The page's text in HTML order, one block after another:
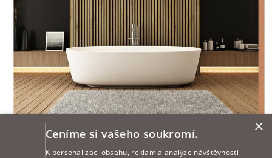
×
Ceníme si vašeho soukromí.
K personalizaci obsahu, reklam a analýze návštěvnosti